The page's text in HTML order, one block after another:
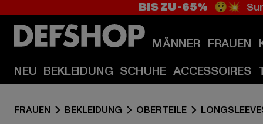
BIS ZU -65% 😲💥
MÄNNER FRAUEN
NEU BEKLEIDUNG SCHUHE ACCESSOIRES
FRAUEN BEKLEIDUNG OBERTEILE